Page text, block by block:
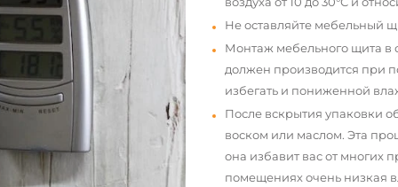
Не оставляйте мебельный
Монтаж мебельного щита
должен производится при
избегать и пониженной
После вскрытия упаковки
воском или маслом. Эта
она избавит вас от многих
помещениях очень низкая